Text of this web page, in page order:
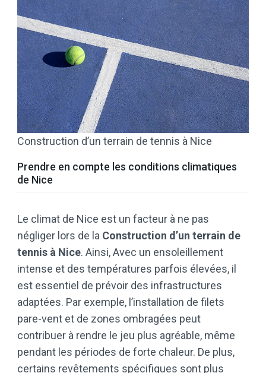
Construction d’un terrain de tennis à Nice
Prendre en compte les conditions climatiques
de Nice
Le climat de Nice est un facteur à ne pas
négliger lors de la Construction d’un terrain de
tennis à Nice. Ainsi, Avec un ensoleillement
intense et des températures parfois élevées, il
est essentiel de prévoir des infrastructures
adaptées. Par exemple, l’installation de filets
pare-vent et de zones ombragées peut
contribuer à rendre le jeu plus agréable, même
pendant les périodes de forte chaleur. De plus,
certains revêtements spécifiques sont plus